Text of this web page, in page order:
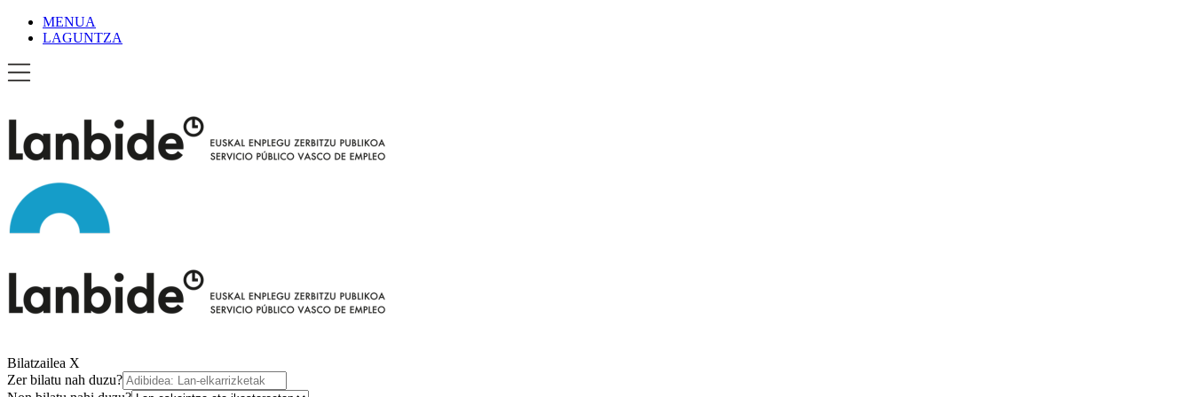
MENUA
LAGUNTZA
Bilatzailea X
Zer bilatu nah duzu?